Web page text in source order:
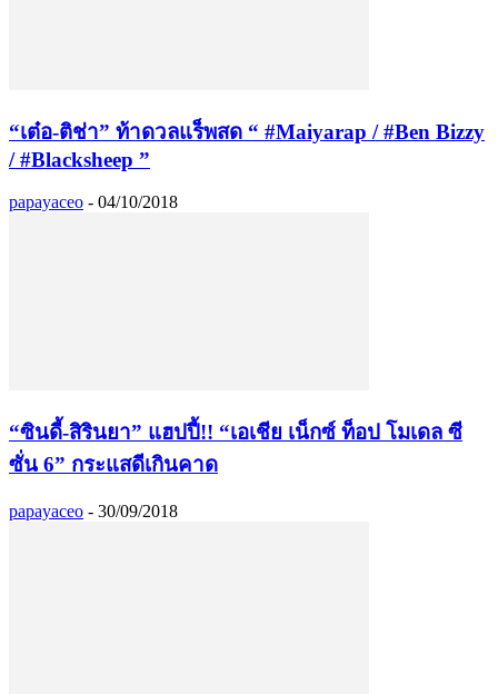
“เต๋อ-ติช่า” ท้าดวลแร็พสด “ #Maiyarap / #Ben Bizzy
/ #Blacksheep ”
papayaceo - 04/10/2018
“ซินดี้-สิรินยา” แฮปปี้!! “เอเชีย เน็กซ์ ท็อป โมเดล ซี
ซั่น 6” กระแสดีเกินคาด
papayaceo - 30/09/2018